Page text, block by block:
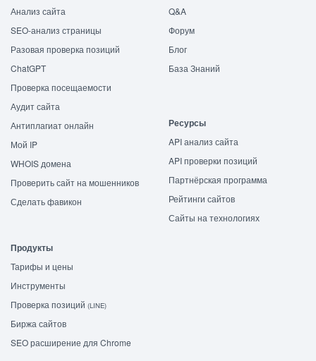
Анализ сайта
SEO-анализ страницы
Разовая проверка позиций
ChatGPT
Проверка посещаемости
Аудит сайта
Антиплагиат онлайн
Мой IP
WHOIS домена
Проверить сайт на мошенников
Сделать фавикон
Q&A
Форум
Блог
База Знаний
Ресурсы
API анализ сайта
API проверки позиций
Партнёрская программа
Рейтинги сайтов
Сайты на технологиях
Продукты
Тарифы и цены
Инструменты
Проверка позиций (LINE)
Биржа сайтов
SEO расширение для Chrome